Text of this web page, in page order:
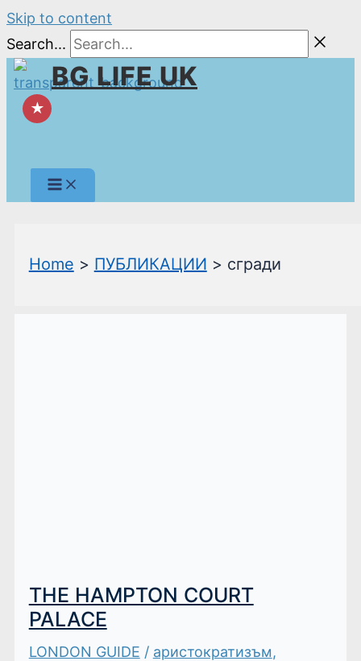
Skip to content
Search...
BG LIFE UK
★
Home ПУБЛИКАЦИИ сгради
THE HAMPTON COURT
PALACE
LONDON GUIDE / аристократизъм,